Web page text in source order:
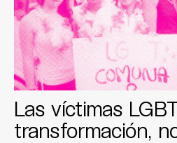
Las víctimas
transformación,